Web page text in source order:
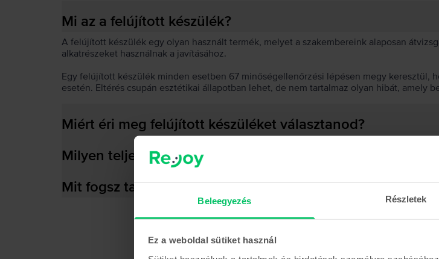
Beleegyezés Részletek
Ez a weboldal sütiket használ
Mi az a felújított készülék?
A felújított készülék egy olyan használt termék, melyet a szakembereink alaposan
alkatrészeket használnak a javításához.
Egy felújított készülék minden esetben 67 minőségellenőrzési lépésen megy keresztül,
esetén. Eltérés csupán esztétikai állapotban lehet, de nem tartalmaz olyan hibát, amely
Miért éri meg felújított készüléket választanod?
Milyen teljesítményre képes az akkumulátor?
Mit fogsz találni a dobozban?